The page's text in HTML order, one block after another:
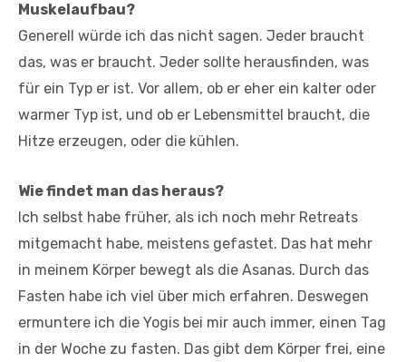
Muskelaufbau?
Generell würde ich das nicht sagen. Jeder braucht
das, was er braucht. Jeder sollte herausfinden, was
für ein Typ er ist. Vor allem, ob er eher ein kalter oder
warmer Typ ist, und ob er Lebensmittel braucht, die
Hitze erzeugen, oder die kühlen.
Wie findet man das heraus?
Ich selbst habe früher, als ich noch mehr Retreats
mitgemacht habe, meistens gefastet. Das hat mehr
in meinem Körper bewegt als die Asanas. Durch das
Fasten habe ich viel über mich erfahren. Deswegen
ermuntere ich die Yogis bei mir auch immer, einen Tag
in der Woche zu fasten. Das gibt dem Körper frei, eine